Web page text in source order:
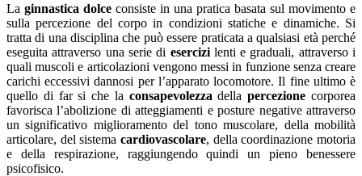
La ginnastica dolce consiste in una pratica basata sul movimento e
sulla percezione del corpo in condizioni statiche e dinamiche. Si
tratta di una disciplina che può essere praticata a qualsiasi età perché
eseguita attraverso una serie di esercizilenti e graduali, attraverso i
quali muscoli e articolazioni vengono messi in funzione senza creare
carichi eccessivi dannosi per l’apparato locomotore. Il fine ultimo è
quello di far si che la consapevolezza dellapercezione corporea
favorisca l’abolizione di atteggiamenti e posture negative attraverso
un significativo miglioramento del tono muscolare, della mobilità
articolare, del sistema cardiovascolare, della coordinazione motoria
e della respirazione, raggiungendo quindi un pieno benessere
psicofisico.